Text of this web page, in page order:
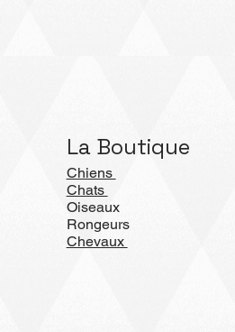
La Boutique
Chiens
Chats
Oiseaux
Rongeurs
Chevaux